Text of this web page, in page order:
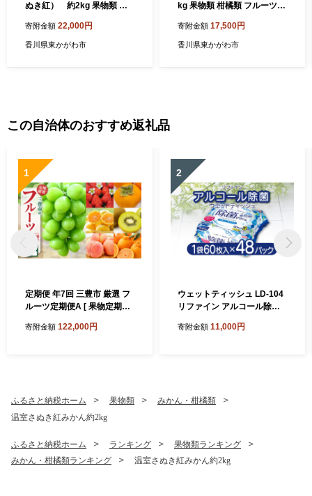
ぬき紅） 約2kg 果物類 柑
寄附金額 22,000円
香川県東かがわ市
kg 果物類 柑橘類 フルーツ
寄附金額 17,500円
香川県東かがわ市
この自治体のおすすめ返礼品
1
定期便 年7回 三豊市 厳選 フ
ルーツ定期便A [ 果物定期便
地直送 旬フルーツ 季節の果
寄附金額 122,000円
2
ウェットティッシュ LD-104
リファイン アルコール除菌
アルロン酸配合 [ ウエットテ
豊市 ]
寄附金額 11,000円
ふるさと納税ホーム 果物類
みかん・柑橘類
温室さぬき紅みかん約2kg
ふるさと納税ホーム ランキング
果物類ランキング
みかん・柑橘類ランキング
温室さぬき紅みかん約2kg